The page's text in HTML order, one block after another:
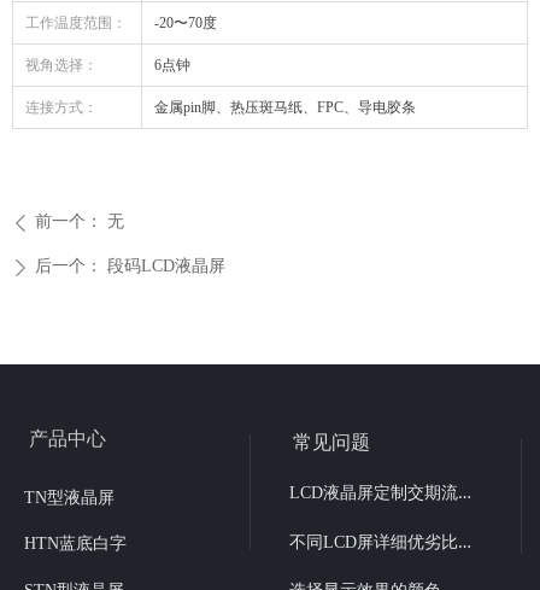
工作温度范围： -20〜70度
视角选择： 6点钟
连接方式： 金属pin脚、热压斑马纸、FPC、导电胶条
ꄴ 前一个： 无
ꄲ 后一个： 段码LCD液晶屏
常见问题
L
CD液晶屏定制交期流程
不
同LCD屏详细优劣比较
TN型液晶屏
HTN蓝底白字
产品中心